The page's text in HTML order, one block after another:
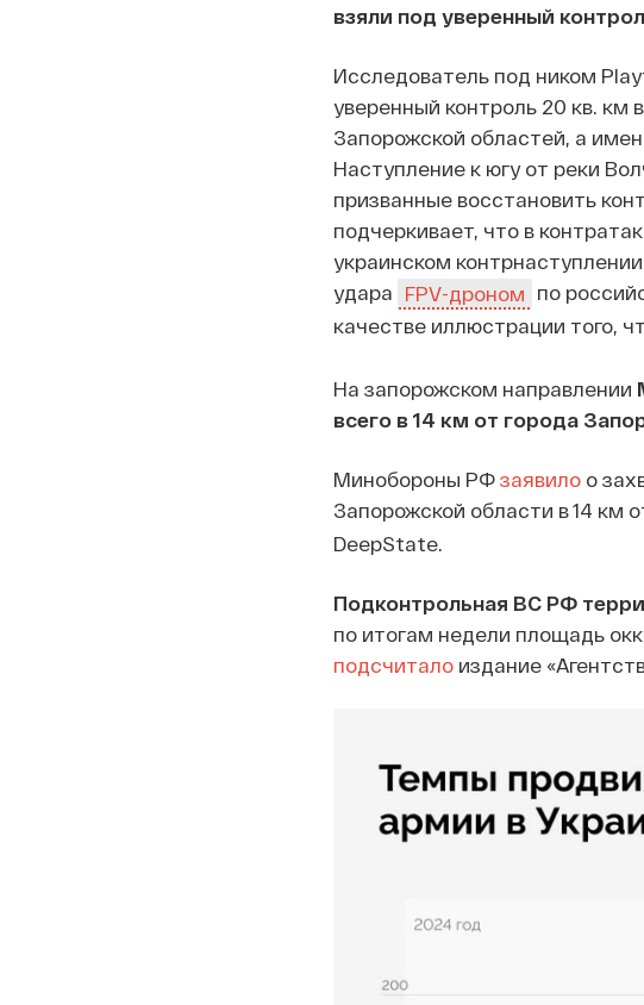
взяли под уверенный
Исследователь под ником
уверенный контроль 20 кв. км
Запорожской областей, а
Наступление к югу от реки
призванные восстановить
подчеркивает, что в
украинском
удара FPV-дроном по
качестве иллюстрации того,
На запорожском направлении
всего в 14 км от города
Минобороны РФ заявилоо
Запорожской области в 14 км
DeepState.
Подконтрольная ВС РФ
по итогам недели площадь
подсчиталоиздание